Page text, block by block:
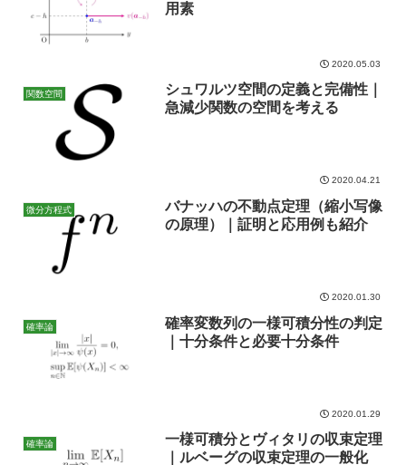
用素
2020.05.03
関数空間
シュワルツ空間の定義と完備性｜
急減少関数の空間を考える
2020.04.21
微分方程式
バナッハの不動点定理（縮小写像
の原理）｜証明と応用例も紹介
2020.01.30
確率論
確率変数列の一様可積分性の判定
｜十分条件と必要十分条件
2020.01.29
確率論
一様可積分とヴィタリの収束定理
｜ルベーグの収束定理の一般化